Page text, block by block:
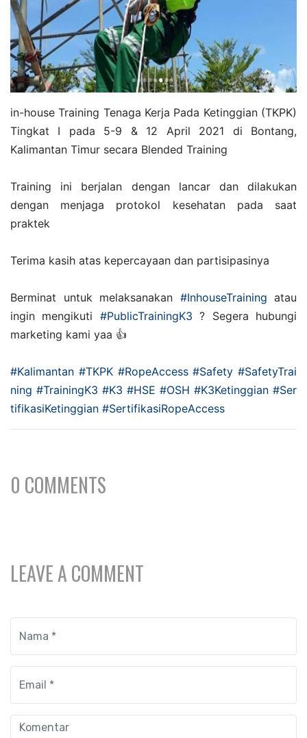
in-house Training Tenaga Kerja Pada Ketinggian (TKPK)
Tingkat I pada 5-9 & 12 April 2021 di Bontang,
Kalimantan Timur secara Blended Training
Training ini berjalan dengan lancar dan dilakukan
dengan menjaga protokol kesehatan pada saat
praktek
Terima kasih atas kepercayaan dan partisipasinya
Berminat untuk melaksanakan #InhouseTraining atau
ingin mengikuti #PublicTrainingK3 ? Segera hubungi
marketing kami yaa 👍
#Kalimantan #TKPK #RopeAccess #Safety #SafetyTrai
ning #TrainingK3 #K3 #HSE #OSH #K3Ketinggian #Ser
tifikasiKetinggian #SertifikasiRopeAccess
0 COMMENTS
LEAVE A COMMENT